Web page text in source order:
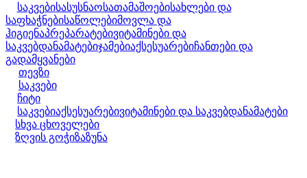
საკვებისასუსნაოსათამაშოებისახლები და
საფხაჭნებისაწოლებიმოვლა და
ჰიგიენაპრეპარატებივიტამინები და
საკვებდანამატებიჯამებიაქსესუარებიჩანთები და
გადამყვანები
თევზი
საკვები
ჩიტი
საკვებიაქსესუარებივიტამინები და საკვებდანამატები
სხვა ცხოველები
ზღვის გოჭიზაზუნა